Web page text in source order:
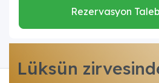
Rezervasyon
Lüksün